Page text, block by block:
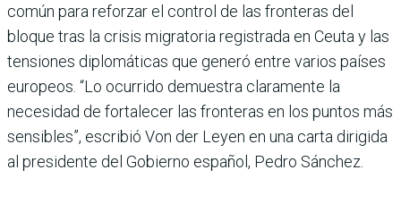
común para reforzar el control de las fronteras del
bloque tras la crisis migratoria registrada en Ceuta y las
tensiones diplomáticas que generó entre varios países
europeos. “Lo ocurrido demuestra claramente la
necesidad de fortalecer las fronteras en los puntos más
sensibles”, escribió Von der Leyen en una carta dirigida
al presidente del Gobierno español, Pedro Sánchez.